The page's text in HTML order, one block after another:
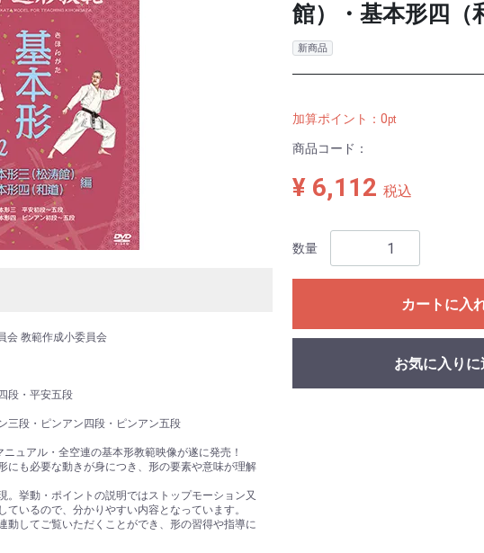
会 教範作成小委員会
段・平安五段
三段・ピンアン四段・ピンアン五段
ュアル・全空連の基本形教範映像が遂に発売！
にも必要な動きが身につき、形の要素や意味が理解
。挙動・ポイントの説明ではストップモーション又
いるので、分かりやすい内容となっています。
動してご覧いただくことができ、形の習得や指導に
館）・基本形四（
新商品
加算ポイント：0pt
商品コード：
¥ 6,112 税込
数量
カートに入
お気に入りに